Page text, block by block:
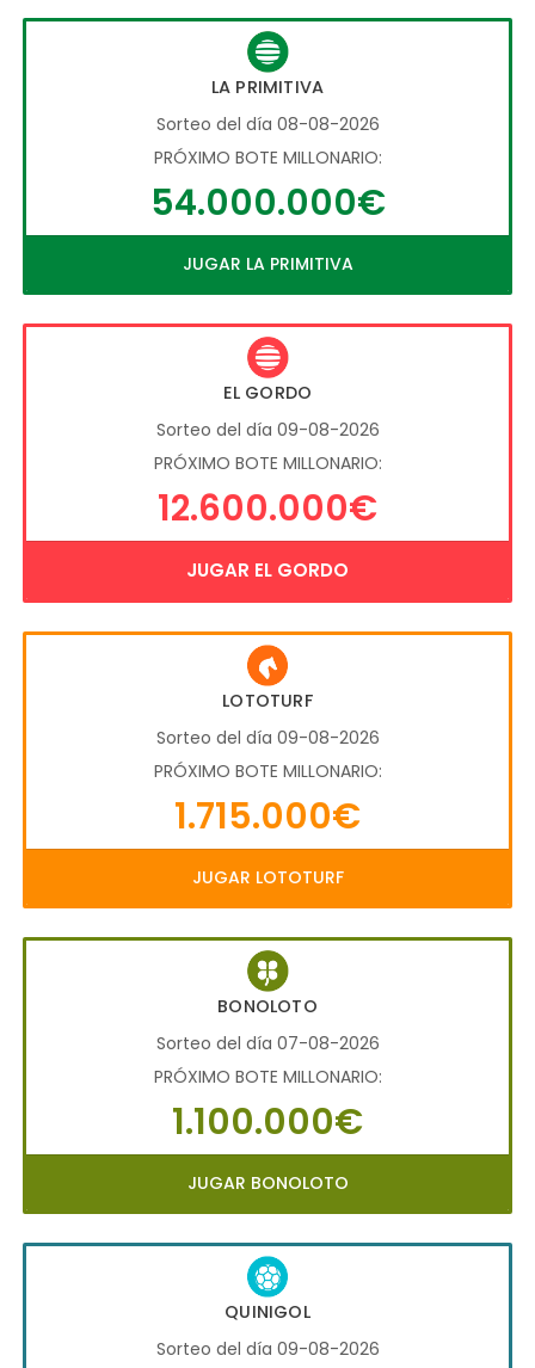
LA PRIMITIVA
Sorteo del día 08-08-2026
PRÓXIMO BOTE MILLONARIO:
54.000.000€
JUGAR LA PRIMITIVA
EL GORDO
Sorteo del día 09-08-2026
PRÓXIMO BOTE MILLONARIO:
12.600.000€
JUGAR EL GORDO
LOTOTURF
Sorteo del día 09-08-2026
PRÓXIMO BOTE MILLONARIO:
1.715.000€
JUGAR LOTOTURF
BONOLOTO
Sorteo del día 07-08-2026
PRÓXIMO BOTE MILLONARIO:
1.100.000€
JUGAR BONOLOTO
QUINIGOL
Sorteo del día 09-08-2026